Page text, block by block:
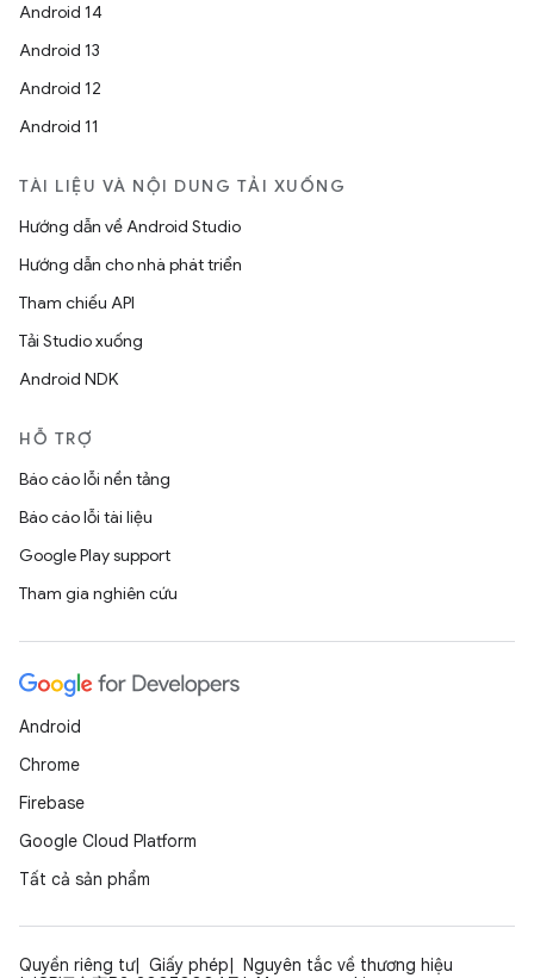
Android 14
Android 13
Android 12
Android 11
TÀI LIỆU VÀ NỘI DUNG TẢI XUỐNG
Hướng dẫn về Android Studio
Hướng dẫn cho nhà phát triển
Tham chiếu API
Tải Studio xuống
Android NDK
HỖ TRỢ
Báo cáo lỗi nền tảng
Báo cáo lỗi tài liệu
Google Play support
Tham gia nghiên cứu
Android
Chrome
Firebase
Google Cloud Platform
Tất cả sản phẩm
Quyền riêng tư Giấy phép
Nguyên tắc về thương hiệu